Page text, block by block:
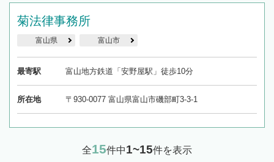
菊法律事務所
富山県 富山市
最寄駅 富山地方鉄道「安野屋駅」徒歩10分
所在地 〒930-0077 富山県富山市磯部町3-3-1
全15件中1~15件を表示